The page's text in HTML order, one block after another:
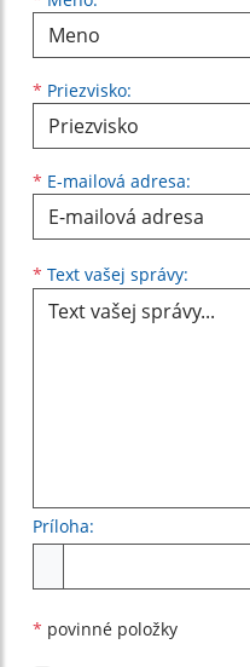
* Priezvisko:
* E-mailová adresa:
* Text vašej správy:
Príloha:
* povinné položky